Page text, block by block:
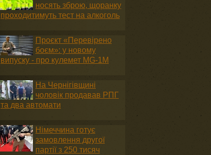
носять зброю, щоранку
проходитимуть тест на алкоголь
Проєкт «Перевірено
боєм»: у новому
випуску - про кулемет MG-1М
На Чернігівщині
чоловік продавав РПГ
та два автомати
Німеччина готує
замовлення другої
партії з 250 тисяч